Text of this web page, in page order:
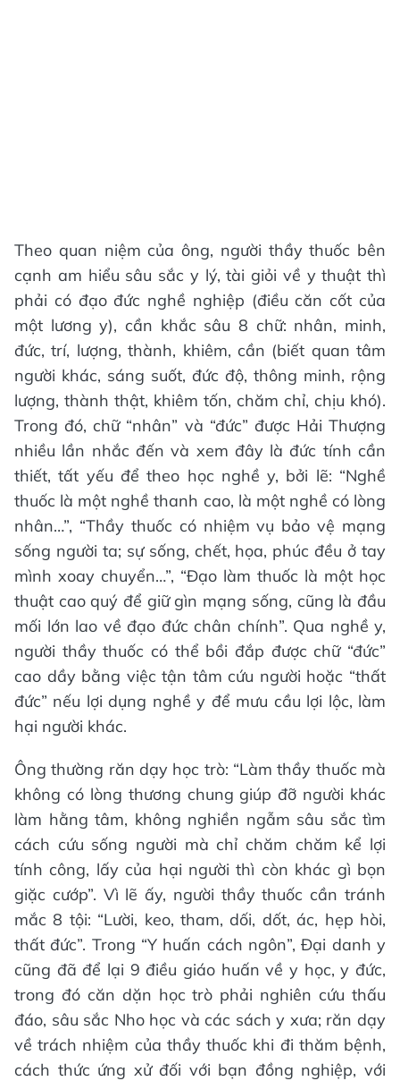
Theo quan niệm của ông, người thầy thuốc bên
cạnh am hiểu sâu sắc y lý, tài giỏi về y thuật thì
phải có đạo đức nghề nghiệp (điều căn cốt của
một lương y), cần khắc sâu 8 chữ: nhân, minh,
đức, trí, lượng, thành, khiêm, cần (biết quan tâm
người khác, sáng suốt, đức độ, thông minh, rộng
lượng, thành thật, khiêm tốn, chăm chỉ, chịu khó).
Trong đó, chữ “nhân” và “đức” được Hải Thượng
nhiều lần nhắc đến và xem đây là đức tính cần
thiết, tất yếu để theo học nghề y, bởi lẽ: “Nghề
thuốc là một nghề thanh cao, là một nghề có lòng
nhân…”, “Thầy thuốc có nhiệm vụ bảo vệ mạng
sống người ta; sự sống, chết, họa, phúc đều ở tay
mình xoay chuyển…”, “Đạo làm thuốc là một học
thuật cao quý để giữ gìn mạng sống, cũng là đầu
mối lớn lao về đạo đức chân chính”. Qua nghề y,
người thầy thuốc có thể bồi đắp được chữ “đức”
cao dầy bằng việc tận tâm cứu người hoặc “thất
đức” nếu lợi dụng nghề y để mưu cầu lợi lộc, làm
hại người khác.
Ông thường răn dạy học trò: “Làm thầy thuốc mà
không có lòng thương chung giúp đỡ người khác
làm hằng tâm, không nghiền ngẫm sâu sắc tìm
cách cứu sống người mà chỉ chăm chăm kể lợi
tính công, lấy của hại người thì còn khác gì bọn
giặc cướp”. Vì lẽ ấy, người thầy thuốc cần tránh
mắc 8 tội: “Lười, keo, tham, dối, dốt, ác, hẹp hòi,
thất đức”. Trong “Y huấn cách ngôn”, Đại danh y
cũng đã để lại 9 điều giáo huấn về y học, y đức,
trong đó căn dặn học trò phải nghiên cứu thấu
đáo, sâu sắc Nho học và các sách y xưa; răn dạy
về trách nhiệm của thầy thuốc khi đi thăm bệnh,
cách thức ứng xử đối với bạn đồng nghiệp, với